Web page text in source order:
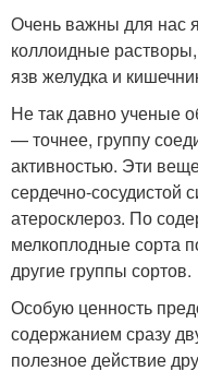
Очень важны для нас
коллоидные
язв желудка и
Не так давно ученые
— точнее, группу
активностью. Эти
сердечно-сосудистой
атеросклероз. По
мелкоплодные сорта
другие группы сортов.
Особую ценность
содержанием сразу
полезное действие